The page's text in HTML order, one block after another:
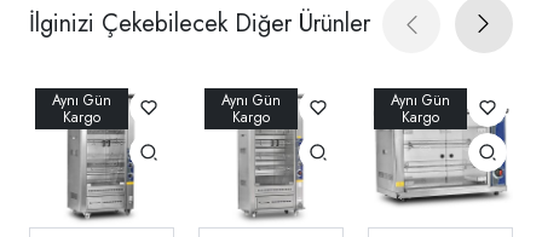
İlginizi Çekebilecek Diğer Ürünler